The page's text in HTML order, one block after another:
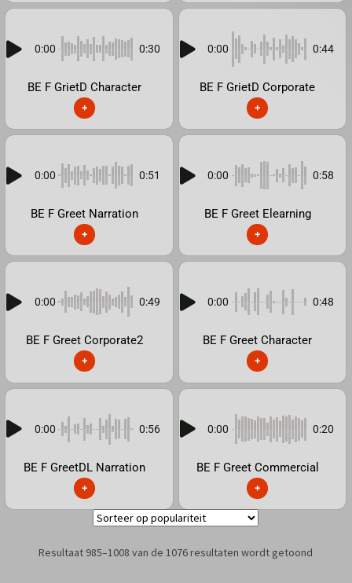
0:00 0:30
BE F GrietD Character
+
0:00 0:44
BE F GrietD Corporate
+
0:00 0:51
BE F Greet Narration
+
0:00 0:58
BE F Greet Elearning
+
0:00 0:49
BE F Greet Corporate2
+
0:00 0:48
BE F Greet Character
+
0:00 0:56
BE F GreetDL Narration
+
0:00 0:20
BE F Greet Commercial
+
Resultaat 985–1008 van de 1076 resultaten wordt getoond